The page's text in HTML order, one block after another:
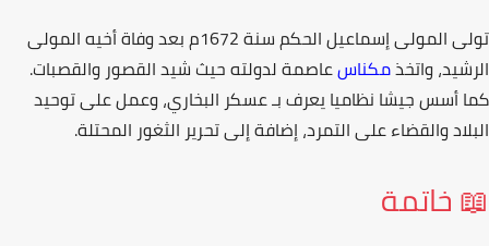
المولى إسماعيل
الحكم سنة 1672م بعد وفاة أخيه المولى
واتخذمكناسعاصمة لدولته حيث شيد القصور والقصبات.
أسس جيشا نظاميا يعرف بـعسكر البخاري، وعمل على توحيد
والقضاء على التمرد، إضافة إلى تحرير الثغور المحتلة.
خاتمة